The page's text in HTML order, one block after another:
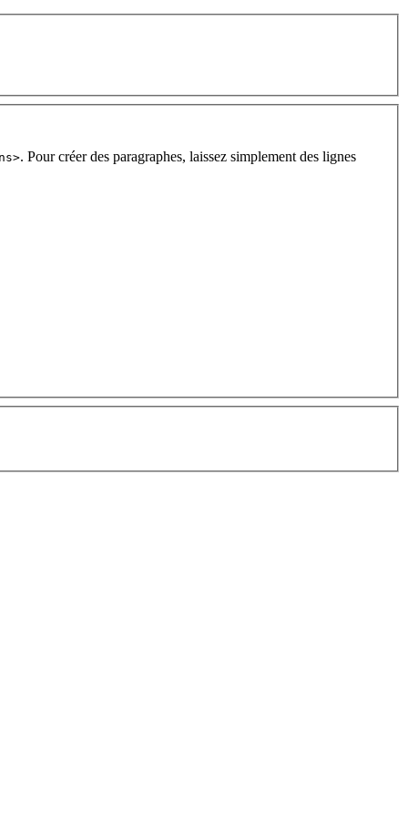
. Pour créer des paragraphes, laissez simplement des lignes